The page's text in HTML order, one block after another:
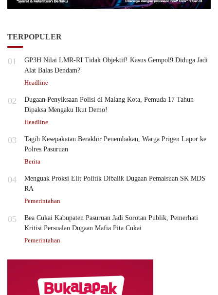
TERPOPULER
01
GP3H Nilai LMR-RI Tidak Objektif! Kasus Gempol9 Diduga Jadi
Alat Balas Dendam?
Headline
02
Dugaan Penyiksaan Polisi di Malang Kota, Pemuda 17 Tahun
Dipaksa Mengaku Ikut Demo!
Headline
03
Tagih Kesepakatan Berakhir Penembakan, Warga Prigen Lapor ke
Polres Pasuruan
Berita
04
Menguak Proksi Elit Politik Dibalik Dugaan Pemalsuan SK MDS
RA
Pemerintahan
05
Bea Cukai Kabupaten Pasuruan Jadi Sorotan Publik, Pemerhati
Kritisi Persoalan Dugaan Mafia Pita Cukai
Pemerintahan